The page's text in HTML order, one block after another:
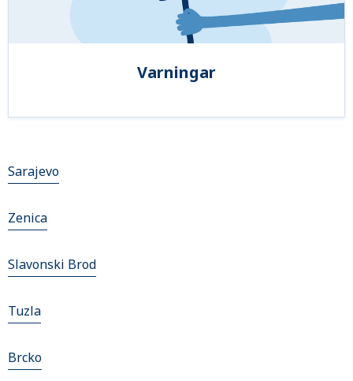
Varningar
Sarajevo
Zenica
Slavonski Brod
Tuzla
Brcko